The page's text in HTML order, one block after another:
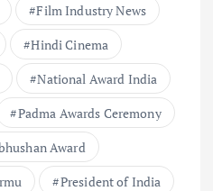
Film Industry News
Hindi Cinema
National Award India
Padma Awards Ceremony
Award
President of India